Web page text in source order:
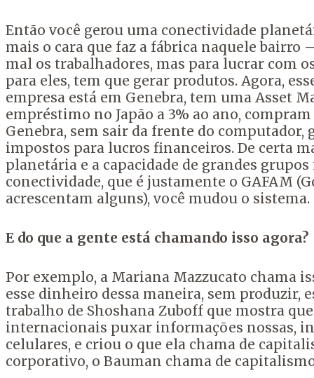
Então você gerou uma conectividade
mais o cara que faz a fábrica naquele
mal os trabalhadores, mas para lucrar com
para eles, tem que gerar produtos. Agora,
empresa está em Genebra, tem uma Asset
empréstimo no Japão a 3% ao ano,
Genebra, sem sair da frente do
impostos para lucros financeiros. De certa
planetária e a capacidade de grandes
conectividade, que é justamente o GAFAM
acrescentam alguns), você mudou o sistema.
E do que a gente está chamando isso agora?
Por exemplo, a Mariana Mazzucato chama
esse dinheiro dessa maneira, sem
trabalho de Shoshana Zuboff que mostra
internacionais puxar informações nossas,
celulares, e criou o que ela chama de
corporativo, o Bauman chama de